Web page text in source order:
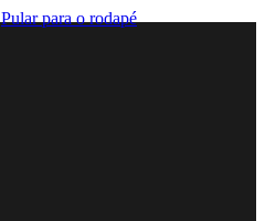
Pular para o rodapé